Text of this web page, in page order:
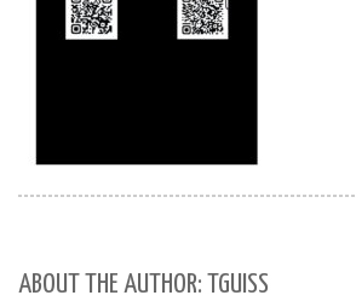
ABOUT THE AUTHOR: TGUISS